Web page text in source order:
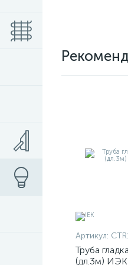
Артикул:
Труба
(дл.3м) ИЭК